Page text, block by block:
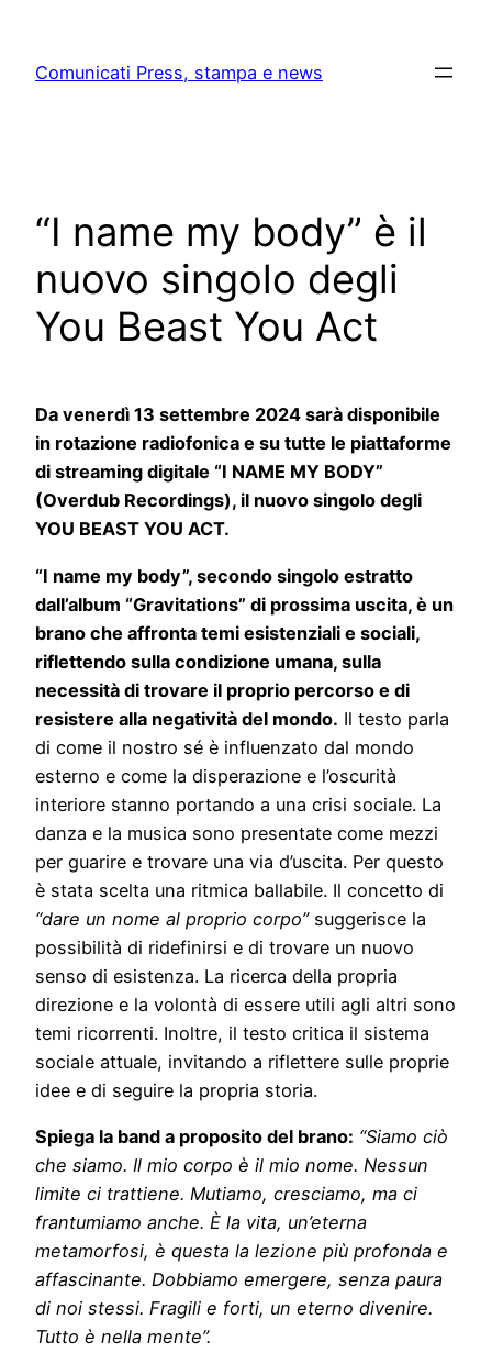
content
Comunicati Press, stampa e news
“I name my body” è il
nuovo singolo degli
You Beast You Act
Da venerdì 13 settembre 2024 sarà disponibile
in rotazione radiofonica e su tutte le piattaforme
di streaming digitale “I NAME MY BODY”
(Overdub Recordings), il nuovo singolo degli
YOU BEAST YOU ACT.
“I name my body”, secondo singolo estratto
dall’album “Gravitations” di prossima uscita, è un
brano che affronta temi esistenziali e sociali,
riflettendo sulla condizione umana, sulla
necessità di trovare il proprio percorso e di
resistere alla negatività del mondo. Il testo parla
di come il nostro sé è influenzato dal mondo
esterno e come la disperazione e l’oscurità
interiore stanno portando a una crisi sociale. La
danza e la musica sono presentate come mezzi
per guarire e trovare una via d’uscita. Per questo
è stata scelta una ritmica ballabile. Il concetto di
“dare un nome al proprio corpo”suggerisce la
possibilità di ridefinirsi e di trovare un nuovo
senso di esistenza. La ricerca della propria
direzione e la volontà di essere utili agli altri sono
temi ricorrenti. Inoltre, il testo critica il sistema
sociale attuale, invitando a riflettere sulle proprie
idee e di seguire la propria storia.
Spiega la band a proposito del brano: “Siamo ciò
che siamo. Il mio corpo è il mio nome. Nessun
limite ci trattiene. Mutiamo, cresciamo, ma ci
frantumiamo anche. È la vita, un’eterna
metamorfosi, è questa la lezione più profonda e
affascinante. Dobbiamo emergere, senza paura
di noi stessi. Fragili e forti, un eterno divenire.
Tutto è nella mente”.